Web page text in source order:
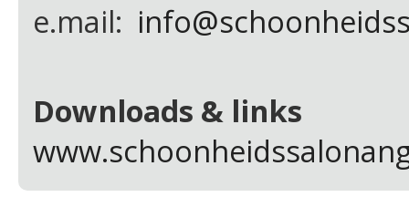
e.mail:
Downloads & links